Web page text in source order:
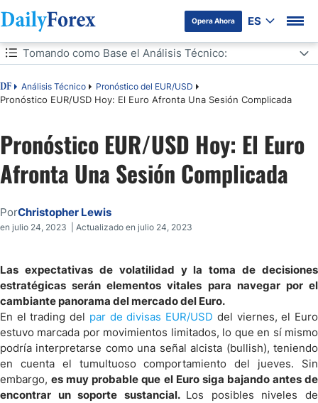
Opera Ahora ES
Tabla de contenidos
DF Análisis Técnico Pronóstico del EUR/USD
Pronóstico EUR/USD Hoy: El Euro Afronta Una Sesión Complicada
Tomando como Base el Análisis Técnico:
Tomando como Base el Análisis Técnico:
Pronóstico EUR/USD Hoy: El Euro
Afronta Una Sesión Complicada
PorChristopher Lewis
en julio 24, 2023 | Actualizado en julio 24, 2023
Las expectativas de volatilidad y la toma de decisiones
estratégicas serán elementos vitales para navegar por el
cambiante panorama del mercado del Euro.
En el trading del par de divisas EUR/USD del viernes, el Euro
estuvo marcada por movimientos limitados, lo que en sí mismo
podría interpretarse como una señal alcista (bullish), teniendo
en cuenta el tumultuoso comportamiento del jueves. Sin
embargo,es muy probable que el Euro siga bajando antes de
encontrar un soporte sustancial. Los posibles niveles de